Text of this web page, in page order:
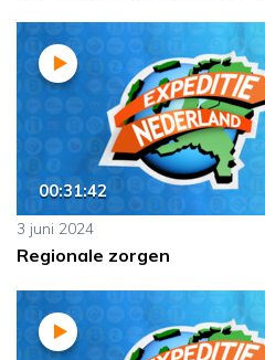
00:31:42
3 juni 2024
Regionale zorgen